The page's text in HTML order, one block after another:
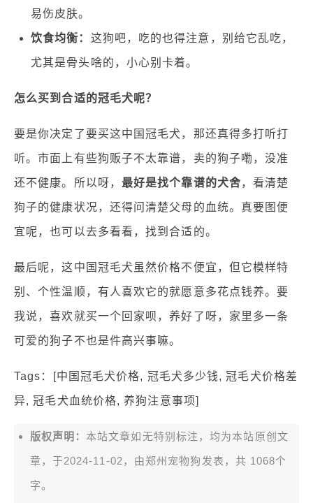
易伤皮肤。
饮食均衡： 这狗吧，吃的也得注意，别给它乱吃，
尤其是骨头啥的，小心别卡着。
怎么买到合适的冠毛犬呢？
要是你决定了要买这中国冠毛犬，那还真得多打听打
听。市面上有些狗贩子不太靠谱，卖的狗子嘞，没准
还不健康。所以呀， 最好是找个靠谱的犬舍，看清楚
狗子的健康状况，还得问清楚父母的血统。真要图便
宜呢，也可以去多看看，找到合适的。
最后呢，这中国冠毛犬虽然价格不便宜，但它模样特
别、个性温顺，有人喜欢它的就愿意多花点钱养。要
我说，喜欢就买一个回家呗，养好了呀，家里多一条
可爱的狗子不也是件高兴事嘛。
Tags：[中国冠毛犬价格, 冠毛犬多少钱, 冠毛犬价格差
异, 冠毛犬血统价格, 养狗注意事项]
版权声明： 本站文章如无特别标注，均为本站原创文
章，于2024-11-02，由郑州宠物狗发表，共 1068个
字。